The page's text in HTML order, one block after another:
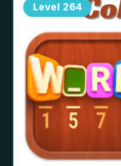
Level 264